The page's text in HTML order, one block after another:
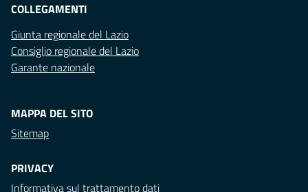
COLLEGAMENTI
Giunta regionale del Lazio
Consiglio regionale del Lazio
Garante nazionale
MAPPA DEL SITO
Sitemap
PRIVACY
Informativa sul trattamento dati